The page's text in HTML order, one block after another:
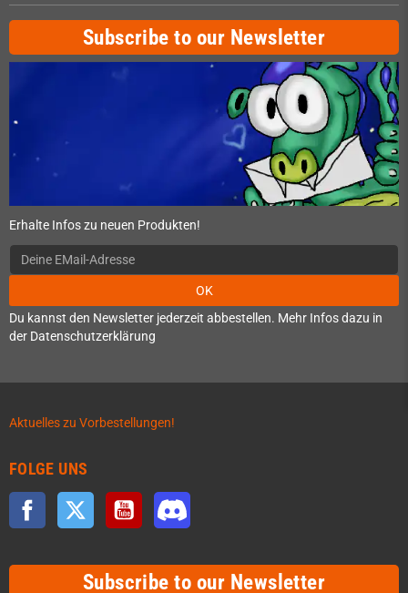
Subscribe to our Newsletter
Erhalte Infos zu neuen Produkten!
OK
Du kannst den Newsletter jederzeit abbestellen. Mehr Infos dazu in
der Datenschutzerklärung
Aktuelles zu Vorbestellungen!
FOLGE UNS
Facebook Twitter YouTube
Subscribe to our Newsletter